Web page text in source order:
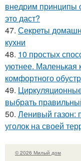
внедрим принципы
это даст?
47. Секреты
кухни
48. 10 простых
уютнее. Маленькая
комфортного
49.
выбрать
50. Ленивый газон:
уголок на своей
© 2026 Милый дом